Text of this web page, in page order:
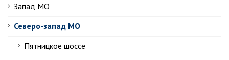
Запад МО
Северо-запад МО
Пятницкое шоссе